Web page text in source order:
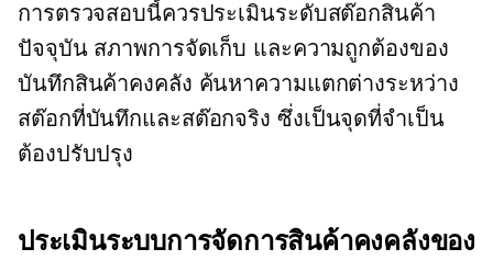
การตรวจสอบนี้ควรประเมินระดับสต๊อกสินค้า
ปัจจุบัน สภาพการจัดเก็บ และความถูกต้องของ
บันทึกสินค้าคงคลัง ค้นหาความแตกต่างระหว่าง
สต๊อกที่บันทึกและสต๊อกจริง ซึ่งเป็นจุดที่จำเป็น
ต้องปรับปรุง
ประเมินระบบการจัดการสินค้าคงคลังของ